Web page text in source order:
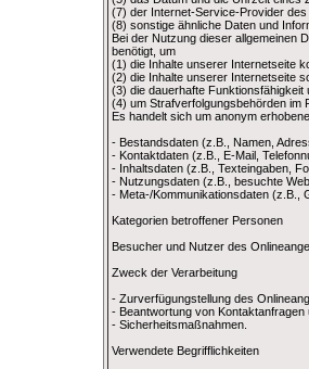
(7) der Internet-Service-Provider
(8) sonstige ähnliche Daten und
Bei der Nutzung dieser allgemeinen
benötigt, um
(1) die Inhalte unserer Internetseite
(2) die Inhalte unserer Internetseite
(3) die dauerhafte
(4) um Strafverfolgungsbehörden im
Es handelt sich um anonym
- Bestandsdaten (z.B., Namen,
- Kontaktdaten (z.B., E-Mail,
- Inhaltsdaten (z.B., Texteingaben,
- Nutzungsdaten (z.B., besuchte
- Meta-/Kommunikationsdaten (z.B.,
Kategorien betroffener Personen
Besucher und Nutzer des
Zweck der Verarbeitung
- Zurverfügungstellung des
- Beantwortung von Kontaktanfragen
- Sicherheitsmaßnahmen.
Verwendete Begrifflichkeiten